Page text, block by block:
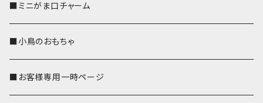
■ミニがま口チャーム
■小鳥のおもちゃ
■お客様専用一時ページ